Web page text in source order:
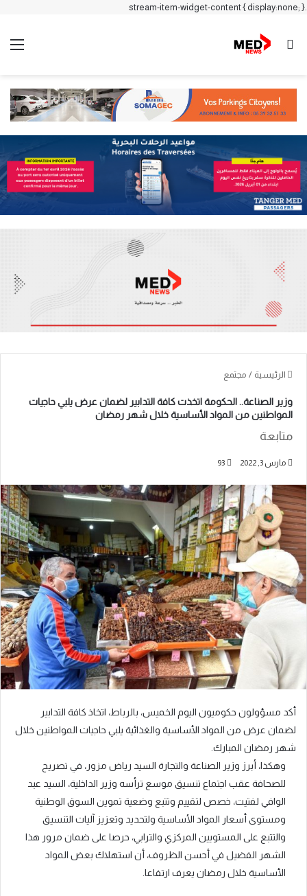
.stream-item-widget-content { display:none; }
بحث عن
الرئيسية / مجتمع
وزير الصناعة.. الحكومة اتخذت كافة التدابير لضمان عرض يلبي حاجيات
المواطنين من المواد الأساسية خلال شهر رمضان
متابعة
مارس 3, 2022 93
أكد مسؤولون حكوميون اليوم الخميس، بالرباط، اتخاذ كافة التدابير
لضمان عرض من المواد الأساسية والغذائية يلبي حاجيات المواطنين خلال
شهر رمضان المبارك.
وهكذا، أبرز وزير الصناعة والتجارة السيد رياض مزور، في تصريح
للصحافة عقب اجتماع تنسيق موسع ترأسه وزير الداخلية، السيد عبد
الوافي لفتيت، خصص لتقييم وتتبع وضعية تموين السوق الوطنية
ومستوى أسعار المواد الأساسية ولتحديد وتعزيز آليات التنسيق
والتتبع على المستويين المركزي والترابي، حرصا على ضمان مرور هذا
الشهر الفضيل في أحسن الظروف، أن استهلاك بعض المواد
الأساسية خلال رمضان يعرف ارتفاعا.